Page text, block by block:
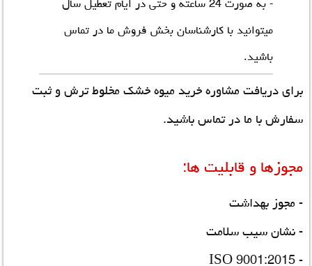
میتوانید با کارشناسان بخش فروش ما در تماس
باشید.
برای دریافت مشاوره خرید میوه خشک مخلوط ترش و ثبت
سفارش با ما در تماس باشید.
مجوزها و قابلیت ها:
- مجوز بهداشت
- نشان سیب سلامت
- ISO 9001:2015